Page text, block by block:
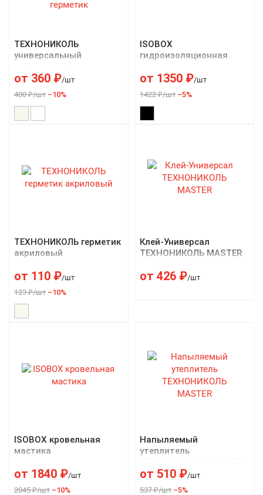
ТЕХНОНИКОЛЬ
универсальный
силиконовый герметик
от 360 ₽/шт
400 ₽/шт –10%
ISOBOX
гидроизоляционная
от 1350 ₽/шт
1422 ₽/шт –5%
ТЕХНОНИКОЛЬ герметик
акриловый
от 110 ₽/шт
123 ₽/шт –10%
Клей-Универсал
ТЕХНОНИКОЛЬ MASTER
от 426 ₽/шт
ISOBOX кровельная
мастика
от 1840 ₽/шт
2045 ₽/шт –10%
Напыляемый
утеплитель
от 510 ₽/шт
537 ₽/шт –5%